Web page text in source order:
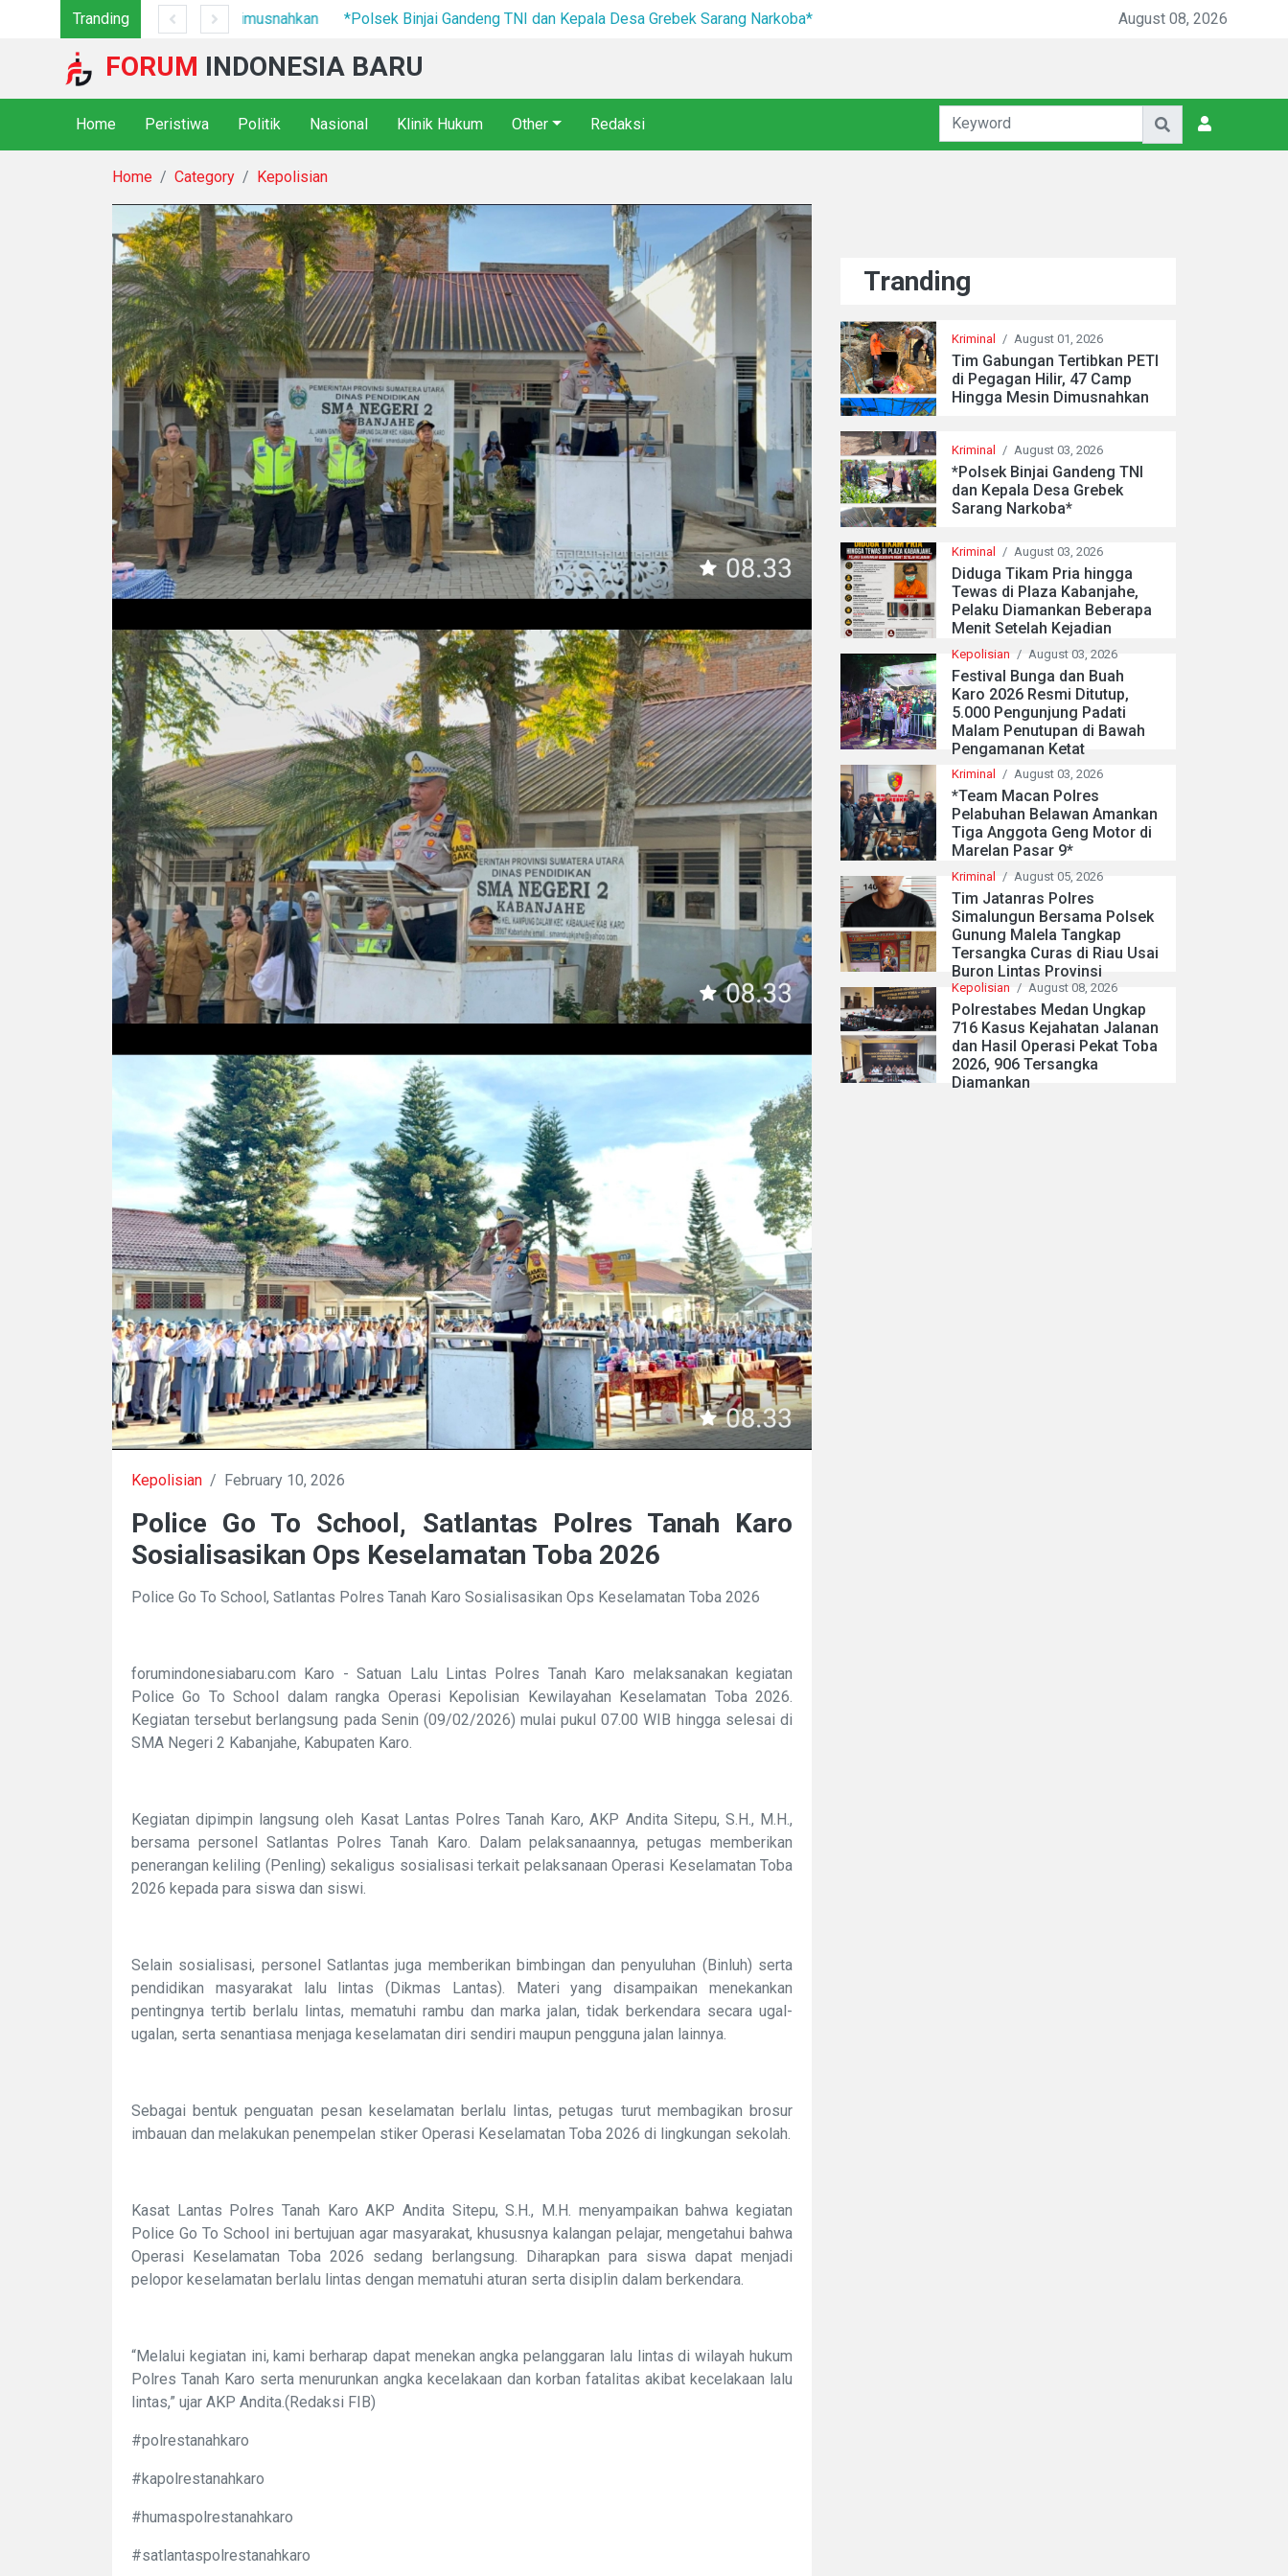
Tranding
Hingga Mesin Dimusnahkan *Polsek Binjai Gandeng TNI dan Kepala Desa Grebek Sarang Narkoba* August 08, 2026
FORUM INDONESIA BARU
Home Peristiwa Politik Nasional Klinik Hukum Other Redaksi
Home Category Kepolisian
Kepolisian / February 10, 2026
Police Go To School, Satlantas Polres Tanah Karo
Sosialisasikan Ops Keselamatan Toba 2026
Police Go To School, Satlantas Polres Tanah Karo Sosialisasikan Ops Keselamatan Toba 2026
forumindonesiabaru.com Karo - Satuan Lalu Lintas Polres Tanah Karo melaksanakan kegiatan
Police Go To School dalam rangka Operasi Kepolisian Kewilayahan Keselamatan Toba 2026.
Kegiatan tersebut berlangsung pada Senin (09/02/2026) mulai pukul 07.00 WIB hingga selesai di
SMA Negeri 2 Kabanjahe, Kabupaten Karo.
Kegiatan dipimpin langsung oleh Kasat Lantas Polres Tanah Karo, AKP Andita Sitepu, S.H., M.H.,
bersama personel Satlantas Polres Tanah Karo. Dalam pelaksanaannya, petugas memberikan
penerangan keliling (Penling) sekaligus sosialisasi terkait pelaksanaan Operasi Keselamatan Toba
2026 kepada para siswa dan siswi.
Selain sosialisasi, personel Satlantas juga memberikan bimbingan dan penyuluhan (Binluh) serta
pendidikan masyarakat lalu lintas (Dikmas Lantas). Materi yang disampaikan menekankan
pentingnya tertib berlalu lintas, mematuhi rambu dan marka jalan, tidak berkendara secara ugal-
ugalan, serta senantiasa menjaga keselamatan diri sendiri maupun pengguna jalan lainnya.
Sebagai bentuk penguatan pesan keselamatan berlalu lintas, petugas turut membagikan brosur
imbauan dan melakukan penempelan stiker Operasi Keselamatan Toba 2026 di lingkungan sekolah.
Kasat Lantas Polres Tanah Karo AKP Andita Sitepu, S.H., M.H. menyampaikan bahwa kegiatan
Police Go To School ini bertujuan agar masyarakat, khususnya kalangan pelajar, mengetahui bahwa
Operasi Keselamatan Toba 2026 sedang berlangsung. Diharapkan para siswa dapat menjadi
pelopor keselamatan berlalu lintas dengan mematuhi aturan serta disiplin dalam berkendara.
“Melalui kegiatan ini, kami berharap dapat menekan angka pelanggaran lalu lintas di wilayah hukum
Polres Tanah Karo serta menurunkan angka kecelakaan dan korban fatalitas akibat kecelakaan lalu
lintas,” ujar AKP Andita.(Redaksi FIB)
#polrestanahkaro
#kapolrestanahkaro
#humaspolrestanahkaro
#satlantaspolrestanahkaro
Tranding
Kriminal / August 01, 2026
Tim Gabungan Tertibkan PETI
di Pegagan Hilir, 47 Camp
Hingga Mesin Dimusnahkan
Kriminal / August 03, 2026
*Polsek Binjai Gandeng TNI
dan Kepala Desa Grebek
Sarang Narkoba*
Kriminal / August 03, 2026
Diduga Tikam Pria hingga
Tewas di Plaza Kabanjahe,
Pelaku Diamankan Beberapa
Menit Setelah Kejadian
Kepolisian / August 03, 2026
Festival Bunga dan Buah
Karo 2026 Resmi Ditutup,
5.000 Pengunjung Padati
Malam Penutupan di Bawah
Pengamanan Ketat
Kriminal / August 03, 2026
*Team Macan Polres
Pelabuhan Belawan Amankan
Tiga Anggota Geng Motor di
Marelan Pasar 9*
Kriminal / August 05, 2026
Tim Jatanras Polres
Simalungun Bersama Polsek
Gunung Malela Tangkap
Tersangka Curas di Riau Usai
Buron Lintas Provinsi
Kepolisian / August 08, 2026
Polrestabes Medan Ungkap
716 Kasus Kejahatan Jalanan
dan Hasil Operasi Pekat Toba
2026, 906 Tersangka
Diamankan